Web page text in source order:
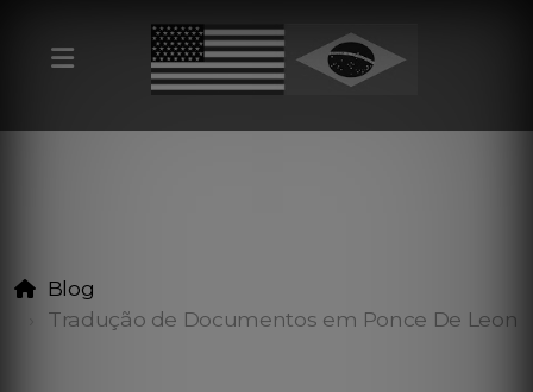
Blog
Tradução de Documentos em Ponce De Leon